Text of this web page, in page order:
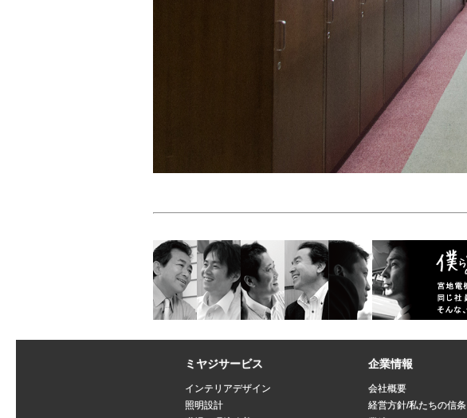
ミヤジサービス
インテリアデザイン
照明設計
企業情報
会社概要
経営方針/私たちの信条